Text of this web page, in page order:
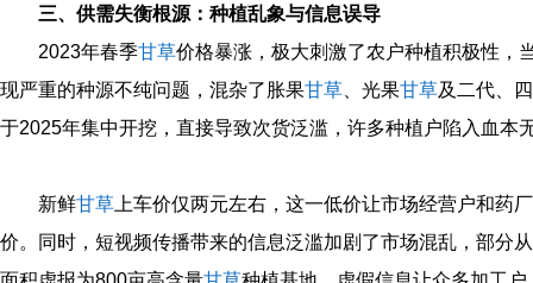
三、供需失衡根源：种植乱象与信息误导
2023年春季甘草价格暴涨，极大刺激了农户种植积极性，
现严重的种源不纯问题，混杂了胀果甘草 、光果甘草及二代、
于2025年集中开挖，直接导致次货泛滥，许多种植户陷入血本
新鲜甘草 上车价仅两元左右，这一低价让市场经营户和药
价。同时，短视频传播带来的信息泛滥加剧了市场混乱，部分